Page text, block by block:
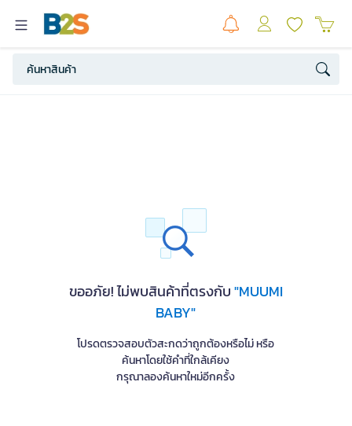
ขออภัย! ไม่พบสินค้าที่ตรงกับ"MUUMI
BABY"
โปรดตรวจสอบตัวสะกดว่าถูกต้องหรือไม่ หรือ
ค้นหาโดยใช้คำที่ใกล้เคียง
กรุณาลองค้นหาใหม่อีกครั้ง